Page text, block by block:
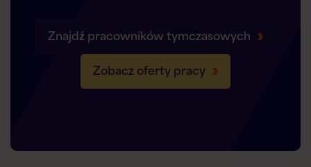
Znajdź pracowników tymczasowych
Zobacz oferty pracy